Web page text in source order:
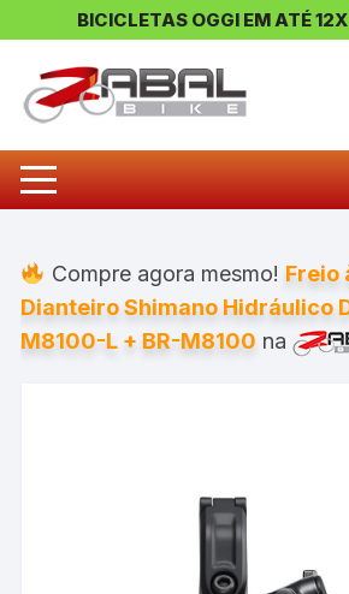
BICICLETAS OGGI EM ATÉ
Compre agora mesmo! Freio
Dianteiro Shimano Hidráulico
M8100-L + BR-M8100 na